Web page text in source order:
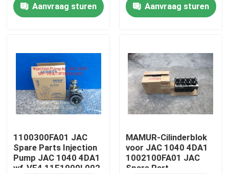
Fabrieksreis
Contacteer ons
Aanvraag sturen
Aanvraag sturen
1100300FA01 JAC
Spare Parts Injection
Pump JAC 1040 4DA1
wf-VE4 11F1900L002
MAMUR-Cilinderblok
voor JAC 1040 4DA1
1002100FA01 JAC
Spare Part